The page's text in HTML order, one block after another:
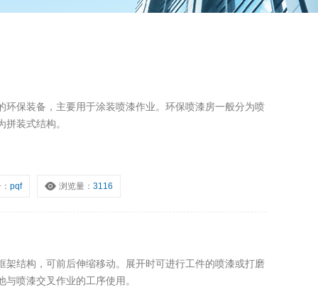
环保装备，主要用于涂装喷漆作业。环保喷漆房一般分为喷
装式结构。
：pqf 浏览量：3116
架结构，可前后伸缩移动。展开时可进行工件的喷漆或打磨
喷漆交叉作业的工序使用。